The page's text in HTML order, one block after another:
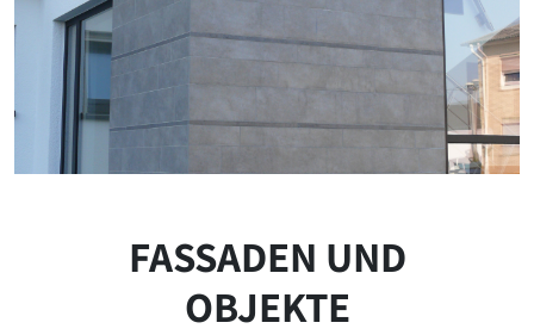
FASSADEN UND
OBJEKTE